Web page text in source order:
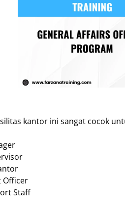
kantor ini sangat cocok
Officer
Staff